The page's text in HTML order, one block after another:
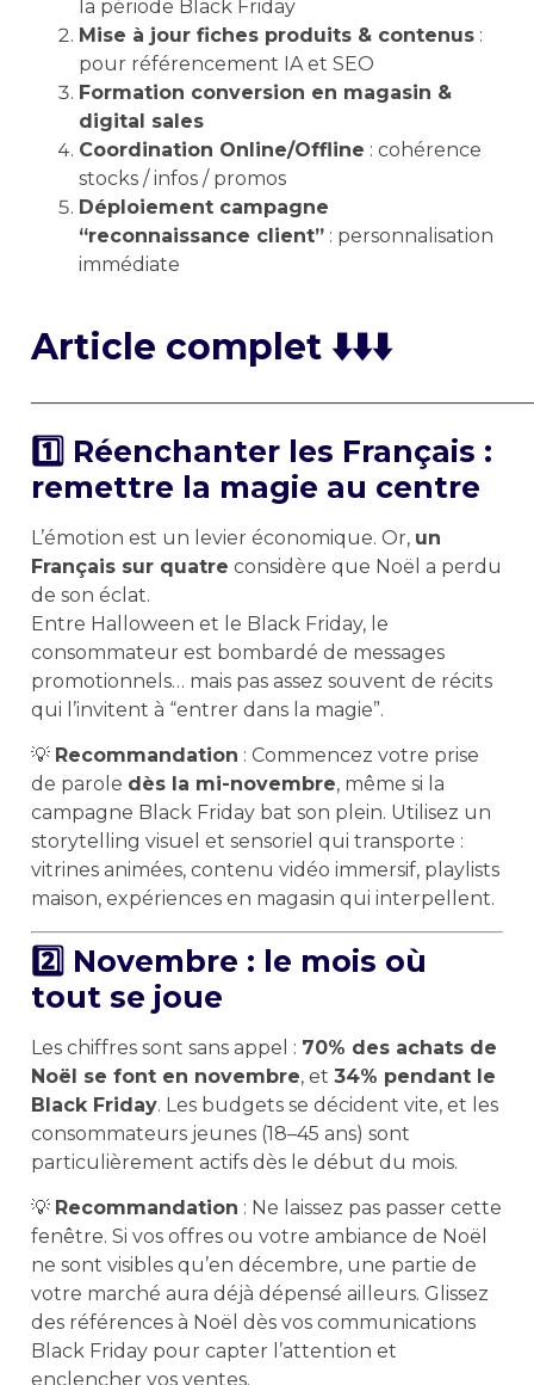
la période Black Friday
Mise à jour fiches produits & contenus :
pour référencement IA et SEO
Formation conversion en magasin &
digital sales
Coordination Online/Offline : cohérence
stocks / infos / promos
Déploiement campagne
“reconnaissance client” : personnalisation
immédiate
Article complet ⬇️⬇️⬇️
1️⃣ Réenchanter les Français :
remettre la magie au centre
L’émotion est un levier économique. Or, un
Français sur quatre considère que Noël a perdu
de son éclat.
Entre Halloween et le Black Friday, le
consommateur est bombardé de messages
promotionnels… mais pas assez souvent de récits
qui l’invitent à “entrer dans la magie”.
💡 Recommandation : Commencez votre prise
de parole dès la mi-novembre, même si la
campagne Black Friday bat son plein. Utilisez un
storytelling visuel et sensoriel qui transporte :
vitrines animées, contenu vidéo immersif, playlists
maison, expériences en magasin qui interpellent.
2️⃣ Novembre : le mois où
tout se joue
Les chiffres sont sans appel : 70% des achats de
Noël se font en novembre, et 34% pendant le
Black Friday. Les budgets se décident vite, et les
consommateurs jeunes (18–45 ans) sont
particulièrement actifs dès le début du mois.
💡 Recommandation : Ne laissez pas passer cette
fenêtre. Si vos offres ou votre ambiance de Noël
ne sont visibles qu’en décembre, une partie de
votre marché aura déjà dépensé ailleurs. Glissez
des références à Noël dès vos communications
Black Friday pour capter l’attention et
enclencher vos ventes.